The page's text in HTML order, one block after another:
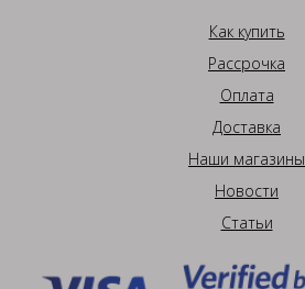
Как купить
Рассрочка
Оплата
Доставка
Наши магазины
Новости
Статьи